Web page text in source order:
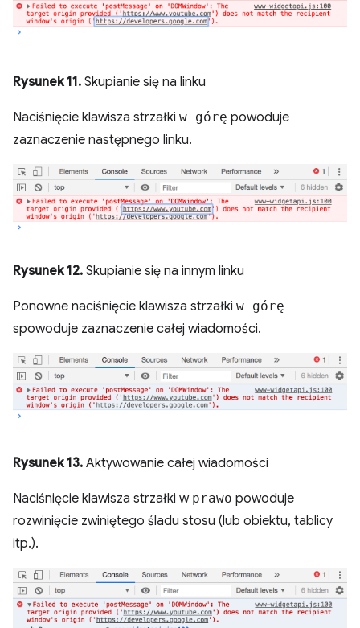
Rysunek 11. Skupianie się na linku
Naciśnięcie klawisza strzałki w górę powoduje
zaznaczenie następnego linku.
Rysunek 12. Skupianie się na innym linku
Ponowne naciśnięcie klawisza strzałki w górę
spowoduje zaznaczenie całej wiadomości.
Rysunek 13. Aktywowanie całej wiadomości
Naciśnięcie klawisza strzałki w prawo powoduje
rozwinięcie zwiniętego śladu stosu (lub obiektu, tablicy
itp.).